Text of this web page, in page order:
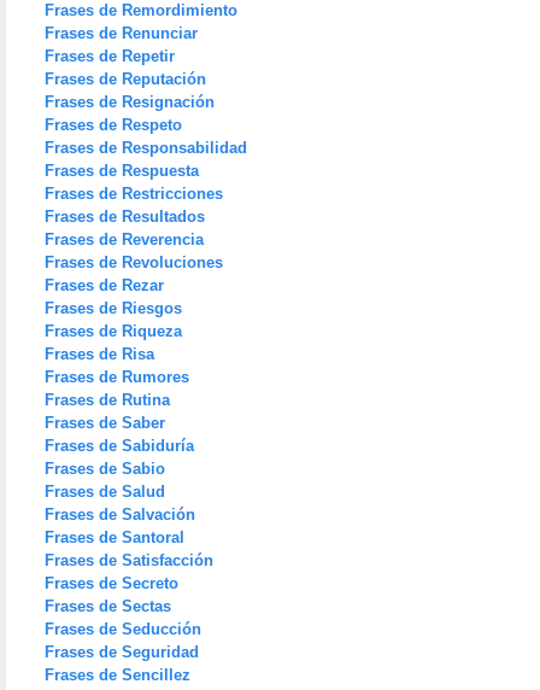
Frases de Remordimiento
Frases de Renunciar
Frases de Repetir
Frases de Reputación
Frases de Resignación
Frases de Respeto
Frases de Responsabilidad
Frases de Respuesta
Frases de Restricciones
Frases de Resultados
Frases de Reverencia
Frases de Revoluciones
Frases de Rezar
Frases de Riesgos
Frases de Riqueza
Frases de Risa
Frases de Rumores
Frases de Rutina
Frases de Saber
Frases de Sabiduría
Frases de Sabio
Frases de Salud
Frases de Salvación
Frases de Santoral
Frases de Satisfacción
Frases de Secreto
Frases de Sectas
Frases de Seducción
Frases de Seguridad
Frases de Sencillez